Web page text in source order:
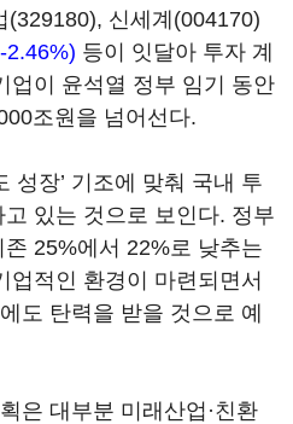
(329180), 신세계(004170)
등이 잇달아 투자 계
업이 윤석열 정부 임기 동안
조원을 넘어선다.
성장’ 기조에 맞춰 국내 투
있는 것으로 보인다. 정부
25%에서 22%로 낮추는
업적인 환경이 마련되면서
도 탄력을 받을 것으로 예
은 대부분 미래산업·친환